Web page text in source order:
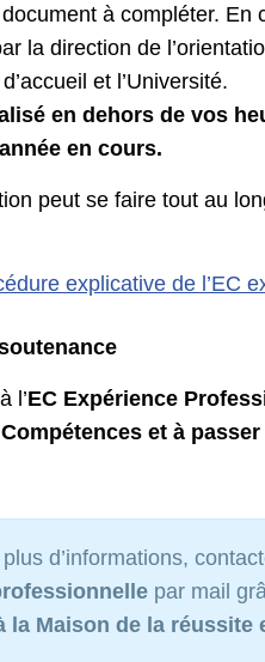
à compléter. En
la direction de
et l’Université.
en dehors de vos
en cours.
peut se faire tout au
explicative de l’EC
l’EC Expérience
et à
d’informations,
par mail
la Maison de la